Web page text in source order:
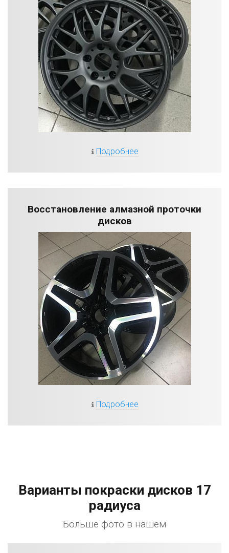
Подробнее
Восстановление алмазной проточки
дисков
Подробнее
Варианты покраски дисков 17
радиуса
Больше фото в нашем